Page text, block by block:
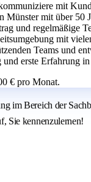
mit
Münster mit über 50
und regelmäßige
mit
Teams und
erste Erfahrung
€ pro Monat.
im Bereich der
Sie kennenzulernen!